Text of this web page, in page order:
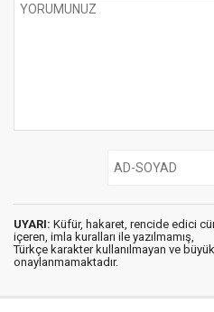
UYARI: Küfür, hakaret, rencide edici
içeren, imla kuralları ile yazılmamış,
Türkçe karakter kullanılmayan ve
onaylanmamaktadır.